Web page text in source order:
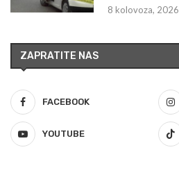
8 kolovoza, 2026
ZAPRATITE NAS
FACEBOOK
YOUTUBE